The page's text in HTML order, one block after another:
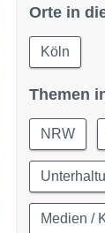
Orte in
Köln
Themen
NRW
Medien /